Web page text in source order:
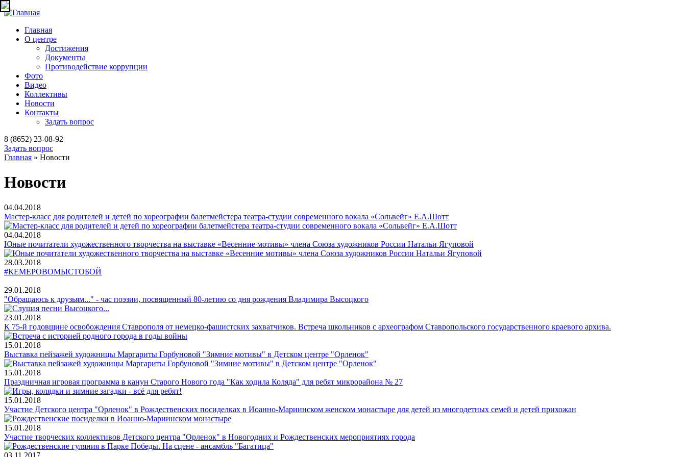
Jump to navigation
Главная
О центре
Достижения
Документы
Противодействие коррупции
Фото
Видео
Коллективы
Новости
Контакты
Задать вопрос
8 (8652) 23-08-92
Задать вопрос
Главная » Новости
Новости
04.04.2018
Мастер-класс для родителей и детей по хореографии балетмейстера театра-студии современного вокала «Сольвейг» Е.А.Шотт
04.04.2018
Юные почитатели художественного творчества на выставке «Весенние мотивы» члена Союза художников России Натальи Ягуповой
28.03.2018
#КЕМЕРОВОМЫСТОБОЙ
29.01.2018
"Обращаюсь к друзьям..." - час поэзии, посвященный 80-летию со дня рождения Владимира Высоцкого
23.01.2018
К 75-й годовщине освобождения Ставрополя от немецко-фашистских захватчиков. Встреча школьников с археографом Ставропольского государственного краевого архива.
15.01.2018
Выставка пейзажей художницы Маргариты Горбуновой "Зимние мотивы" в Детском центре "Орленок"
15.01.2018
Праздничная игровая программа в канун Старого Нового года "Как ходила Коляда" для ребят микрорайона № 27
15.01.2018
Участие Детского центра "Орленок" в Рождественских посиделках в Иоанно-Мариинском женском монастыре для детей из многодетных семей и детей прихожан
15.01.2018
Участие творческих коллективов Детского центра "Орленок" в Новогодних и Рождественских мероприятиях города
03.11.2017